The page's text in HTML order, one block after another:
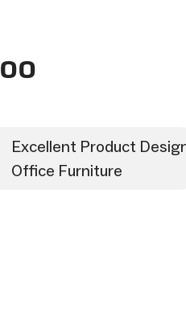
Excellent Product
Office Furniture